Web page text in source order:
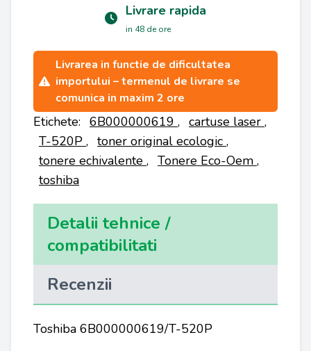
Livrare rapida
in 48 de ore
Livrarea in functie de dificultatea
importului – termenul de livrare se
comunica in maxim 2 ore
Etichete: 6B000000619 , cartuse laser ,
T-520P , toner original ecologic ,
tonere echivalente , Tonere Eco-Oem ,
toshiba
Detalii tehnice /
compatibilitati
Recenzii
Toshiba 6B000000619/T-520P